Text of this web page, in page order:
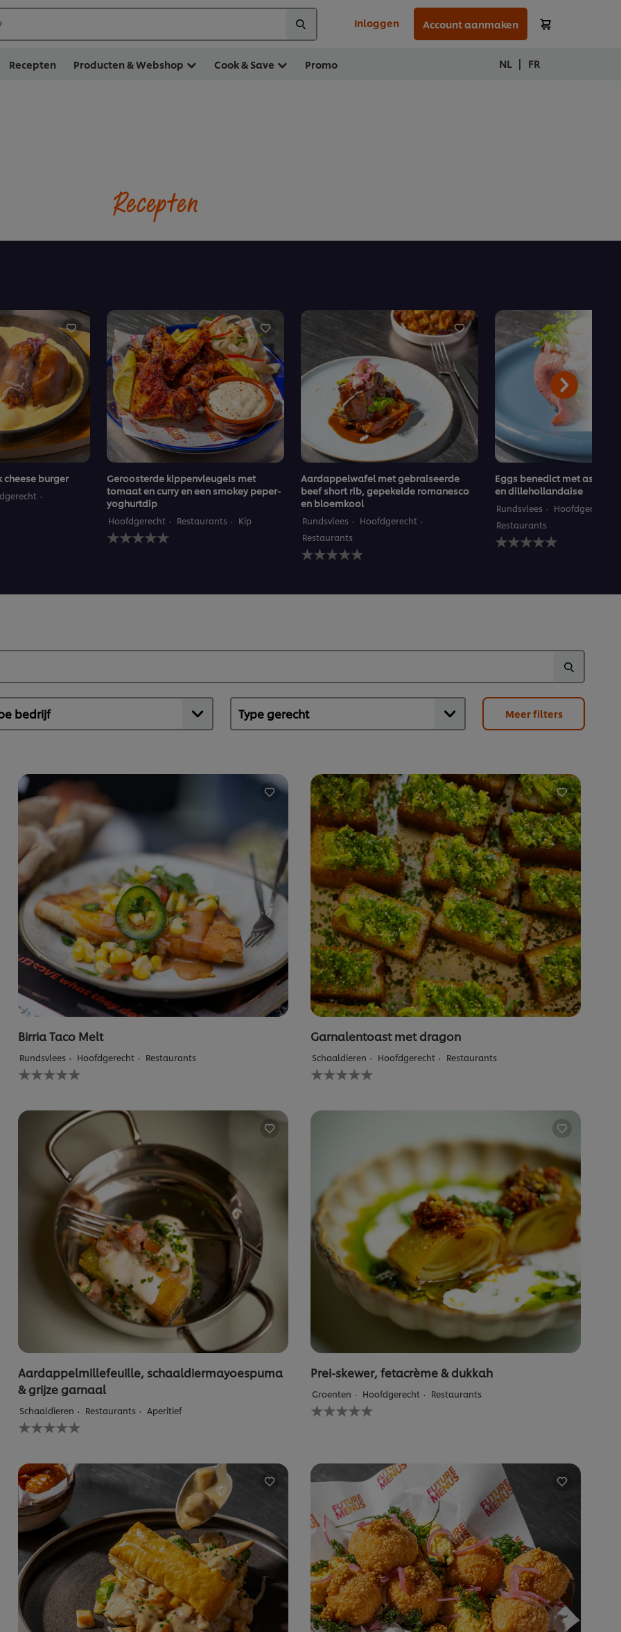
Inloggen Account aanmaken
Recepten Producten & Webshop Cook & Save Promo NL | FR
Recepten
cheese burger
Geroosterde kippenvleugels met
tomaat en curry en een smokey peper-
yoghurtdip
Hoofdgerecht Restaurants Kip
Geen
beoordelingen
recipe
Aardappelwafel met gebraiseerde
beef short rib, gepekelde romanesco
en bloemkool
Rundsvlees
Hoofdgerecht
Restaurants
Geen
beoordelingen
deze
Eggs benedict met
en dillehollandaise
Rundsvlees
Hoofdgerecht
Restaurants
Geen
beoordelingen
recipe
Meer filters
Birria Taco Melt
Rundsvlees Hoofdgerecht Restaurants
Geen
beoordelingen
deze
Garnalentoast met dragon
Schaaldieren Hoofdgerecht Restaurants
Geen
beoordelingen
deze
Aardappelmillefeuille, schaaldiermayoespuma
& grijze garnaal
Schaaldieren Restaurants Aperitief
Geen
beoordelingen
deze
recipe
Prei-skewer, fetacrème & dukkah
Groenten Hoofdgerecht Restaurants
Geen
beoordelingen
recipe